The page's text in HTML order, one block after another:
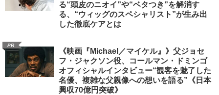
る“頭皮のニオイ”や“ベタつき”を解消す
る、“ウィッグのスペシャリスト”が生み出
した徹底ケアとは
PR
《映画『Michael／マイケル』》父ジョセ
フ・ジャクソン役、コールマン・ドミンゴ
オフィシャルインタビュー“観客を魅了した
名優、複雑な父親像への想いを語る”《日本
興収70億円突破》